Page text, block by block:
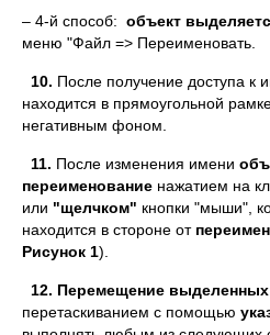
– 4-й способ: объект
меню "Файл => Переименовать.
10. После получение доступа к
находится в прямоугольной
негативным фоном.
11. После изменения имени
переименование нажатием на
или "щелчком" кнопки "мыши",
находится в стороне от
Рисунок 1).
12. Перемещение
перетаскиванием с помощью